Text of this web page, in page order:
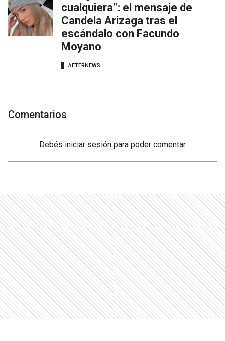
cualquiera”: el mensaje de
Candela Arizaga tras el
escándalo con Facundo
Moyano
AFTERNEWS
Comentarios
Debés iniciar sesión para poder comentar